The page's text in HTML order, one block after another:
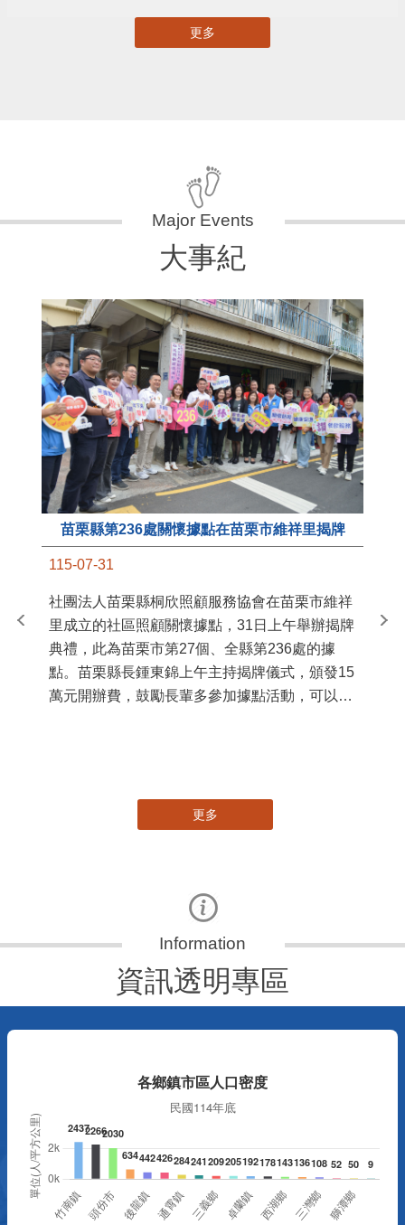
更多
大事紀
苗栗縣第236處關懷據點在苗栗市維祥里揭牌
115-07-31
社團法人苗栗縣桐欣照顧服務協會在苗栗市維祥
里成立的社區照顧關懷據點，31日上午舉辦揭牌
典禮，此為苗栗市第27個、全縣第236處的據
點。苗栗縣長鍾東錦上午主持揭牌儀式，頒發15
萬元開辦費，鼓勵長輩多參加據點活動，可以更
苗
更多
資訊透明專區